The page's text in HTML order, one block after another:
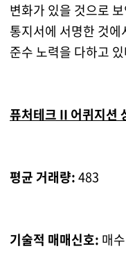
변화가 있을 것으로
통지서에 서명한 것
준수 노력을 다하고
퓨처테크 II 어퀴지션
평균 거래량:483
기술적 매매신호: 매수